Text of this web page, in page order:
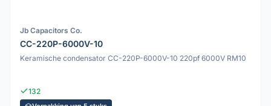
Jb Capacitors Co.
CC-220P-6000V-10
Keramische condensator CC-220P-6000V-10 220pf 6000V RM10
132